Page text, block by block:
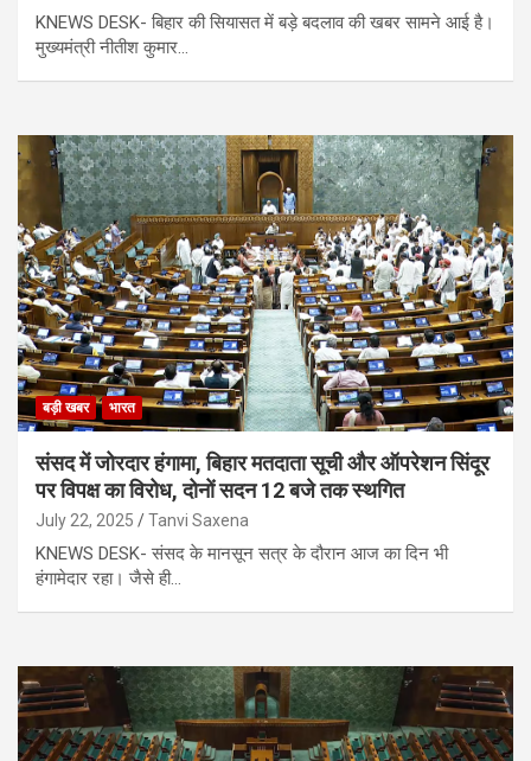
KNEWS DESK- बिहार की सियासत में बड़े बदलाव की खबर सामने आई है।
मुख्यमंत्री नीतीश कुमार…
बड़ी खबर भारत
संसद में जोरदार हंगामा, बिहार मतदाता सूची और ऑपरेशन सिंदूर
पर विपक्ष का विरोध, दोनों सदन 12 बजे तक स्थगित
July 22, 2025 Tanvi Saxena
KNEWS DESK- संसद के मानसून सत्र के दौरान आज का दिन भी
हंगामेदार रहा। जैसे ही…